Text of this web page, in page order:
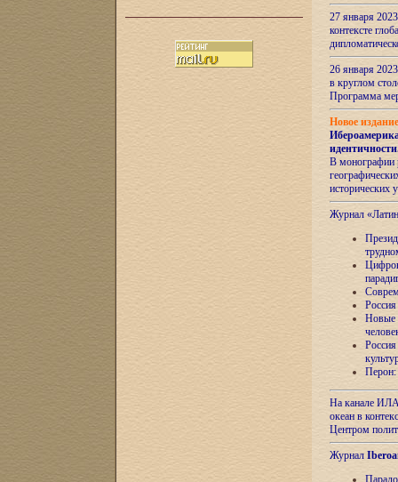
27 января
контексте
26 января
в круглом
Программа
Новое
идентичности
В монографии
исторических
Журнал
Новые
Перон:
На канале
океан в
Центром
Журнал